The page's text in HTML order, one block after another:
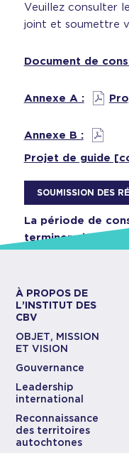
Veuillez consulter
joint et soumettre
Document de
Annexe A :
Annexe B :
Projet de guide
SOUMISSION DES
La période de
terminera le 12
À PROPOS DE
L’INSTITUT DES
CBV
OBJET, MISSION
ET VISION
Gouvernance
Leadership
international
Reconnaissance
des territoires
autochtones